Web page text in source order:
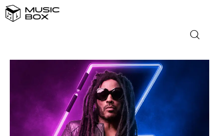
NASLOVNICA
DOMAĆA GLAZBA
STRANA GLAZBA